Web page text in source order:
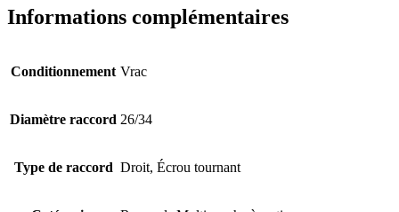
Informations complémentaires
Conditionnement Vrac
Diamètre raccord 26/34
Type de raccord Droit, Écrou tournant